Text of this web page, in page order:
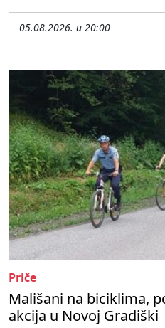
05.08.2026. u 20:00
Priče
Mališani na biciklima,
akcija u Novoj Gradiški